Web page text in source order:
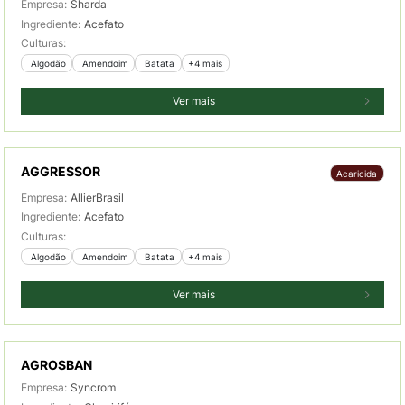
Empresa: Sharda
Ingrediente: Acefato
Culturas:
Algodão Amendoim Batata +4 mais
Ver mais
AGGRESSOR Acaricida
Empresa: AllierBrasil
Ingrediente: Acefato
Culturas:
Algodão Amendoim Batata +4 mais
Ver mais
AGROSBAN
Empresa: Syncrom